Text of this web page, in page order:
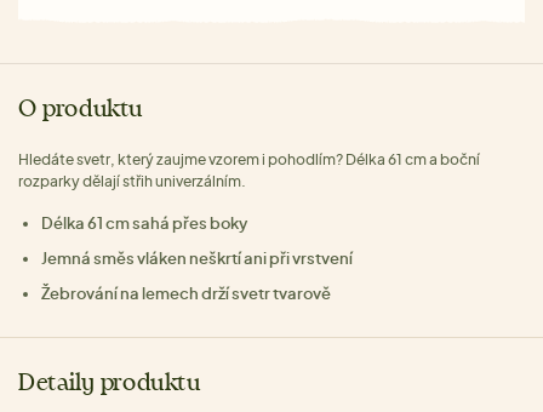
O produktu
Hledáte svetr, který zaujme vzorem i pohodlím? Délka 61 cm a boční
rozparky dělají střih univerzálním.
Délka 61 cm sahá přes boky
Jemná směs vláken neškrtí ani při vrstvení
Žebrování na lemech drží svetr tvarově
Detaily produktu